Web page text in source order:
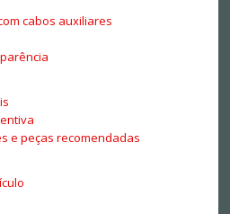
cabos auxiliares
e peças recomendadas